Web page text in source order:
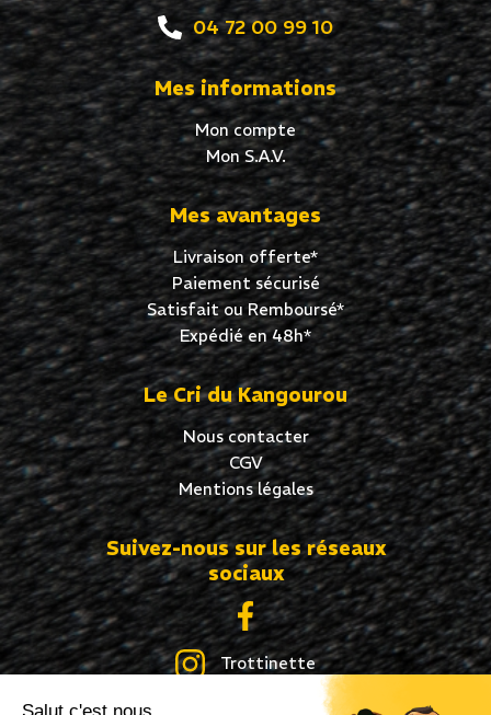
Salut c'est nous...
04 72 00 99 10
Mes informations
Mon compte
Mon S.A.V.
Mes avantages
Livraison offerte*
Paiement sécurisé
Satisfait ou Remboursé*
Expédié en 48h*
Le Cri du Kangourou
Nous contacter
CGV
Mentions légales
Suivez-nous sur les réseaux
sociaux
Trottinette